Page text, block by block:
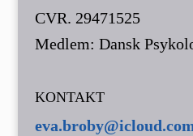
CVR. 29471525
Medlem: Dansk
KONTAKT